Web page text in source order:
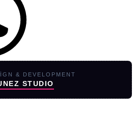
& DEVELOPMENT
STUDIO